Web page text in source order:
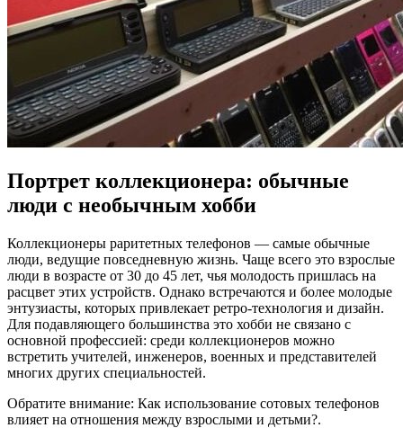
Портрет коллекционера: обычные
люди с необычным хобби
Коллекционеры раритетных телефонов — самые обычные
люди, ведущие повседневную жизнь. Чаще всего это взрослые
люди в возрасте от 30 до 45 лет, чья молодость пришлась на
расцвет этих устройств. Однако встречаются и более молодые
энтузиасты, которых привлекает ретро-технология и дизайн.
Для подавляющего большинства это хобби не связано с
основной профессией: среди коллекционеров можно
встретить учителей, инженеров, военных и представителей
многих других специальностей.
Обратите внимание: Как использование сотовых телефонов
влияет на отношения между взрослыми и детьми?.